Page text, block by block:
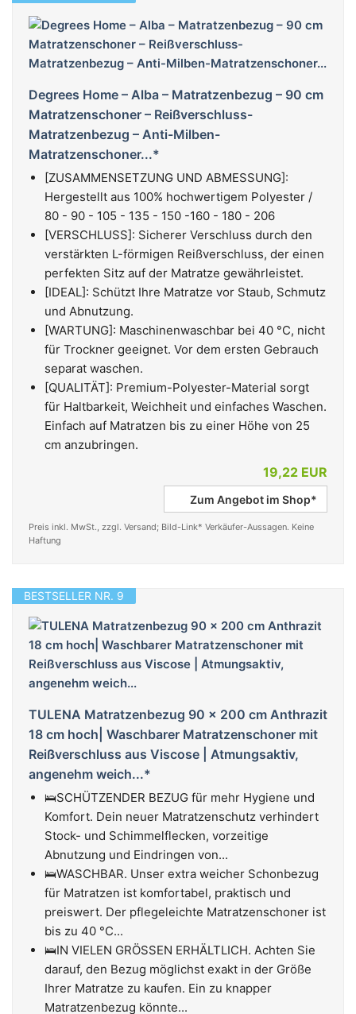
Degrees Home – Alba – Matratzenbezug – 90 cm
Matratzenschoner – Reißverschluss-
Matratzenbezug – Anti-Milben-
Matratzenschoner...*
[ZUSAMMENSETZUNG UND ABMESSUNG]:
Hergestellt aus 100% hochwertigem Polyester /
80 - 90 - 105 - 135 - 150 -160 - 180 - 206
[VERSCHLUSS]: Sicherer Verschluss durch den
verstärkten L-förmigen Reißverschluss, der einen
perfekten Sitz auf der Matratze gewährleistet.
[IDEAL]: Schützt Ihre Matratze vor Staub, Schmutz
und Abnutzung.
[WARTUNG]: Maschinenwaschbar bei 40 °C, nicht
für Trockner geeignet. Vor dem ersten Gebrauch
separat waschen.
[QUALITÄT]: Premium-Polyester-Material sorgt
für Haltbarkeit, Weichheit und einfaches Waschen.
Einfach auf Matratzen bis zu einer Höhe von 25
cm anzubringen.
19,22 EUR
Zum Angebot im Shop*
Preis inkl. MwSt., zzgl. Versand; Bild-Link* Verkäufer-Aussagen. Keine
Haftung
BESTSELLER NR. 9
TULENA Matratzenbezug 90 x 200 cm Anthrazit
18 cm hoch| Waschbarer Matratzenschoner mit
Reißverschluss aus Viscose | Atmungsaktiv,
angenehm weich...*
🛌SCHÜTZENDER BEZUG für mehr Hygiene und
Komfort. Dein neuer Matratzenschutz verhindert
Stock- und Schimmelflecken, vorzeitige
Abnutzung und Eindringen von...
🛌WASCHBAR. Unser extra weicher Schonbezug
für Matratzen ist komfortabel, praktisch und
preiswert. Der pflegeleichte Matratzenschoner ist
bis zu 40 °C...
🛌IN VIELEN GRÖSSEN ERHÄLTLICH. Achten Sie
darauf, den Bezug möglichst exakt in der Größe
Ihrer Matratze zu kaufen. Ein zu knapper
Matratzenbezug könnte...